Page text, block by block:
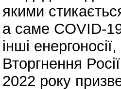
якими
а саме
інші
Вторгнення
2022 року